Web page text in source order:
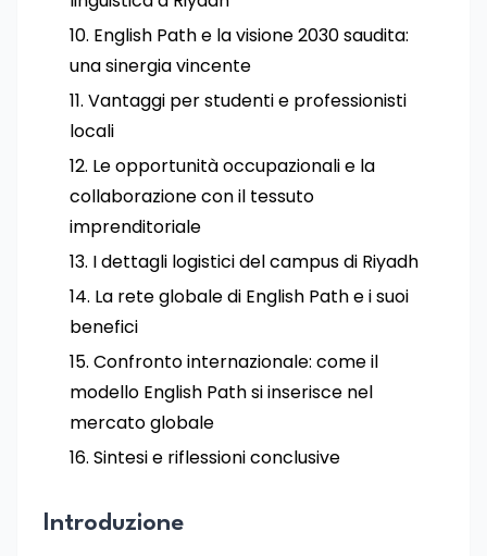
English Path e la visione 2030 saudita:
una sinergia vincente
Vantaggi per studenti e professionisti
locali
Le opportunità occupazionali e la
collaborazione con il tessuto
imprenditoriale
I dettagli logistici del campus di Riyadh
La rete globale di English Path e i suoi
benefici
Confronto internazionale: come il
modello English Path si inserisce nel
mercato globale
Sintesi e riflessioni conclusive
Introduzione